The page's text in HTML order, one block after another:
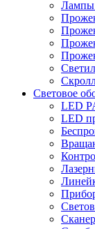
Лампы
Световое
LED
LED